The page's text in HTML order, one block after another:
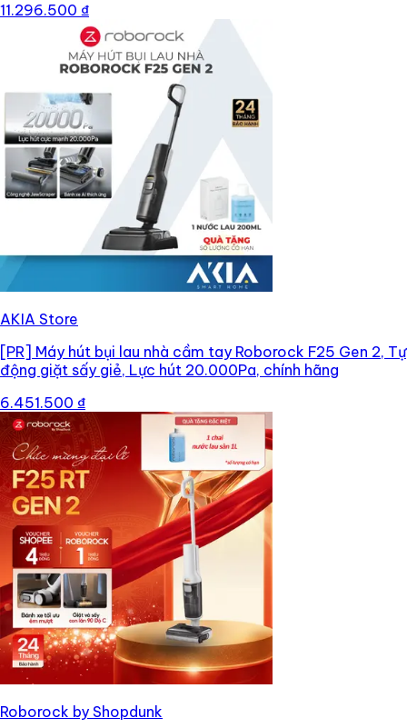
11.296.500 ₫
AKIA Store
[PR] Máy hút bụi lau nhà cầm tay Roborock F25 Gen 2, Tự
động giặt sấy giẻ, Lực hút 20.000Pa, chính hãng
6.451.500 ₫
Roborock by Shopdunk